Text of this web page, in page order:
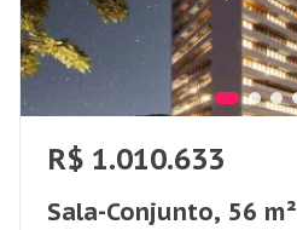
R$ 1.010.633
Sala-Conjunto, 56 m²